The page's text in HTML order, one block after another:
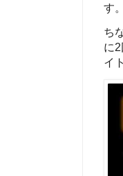
す
ち
に
イ